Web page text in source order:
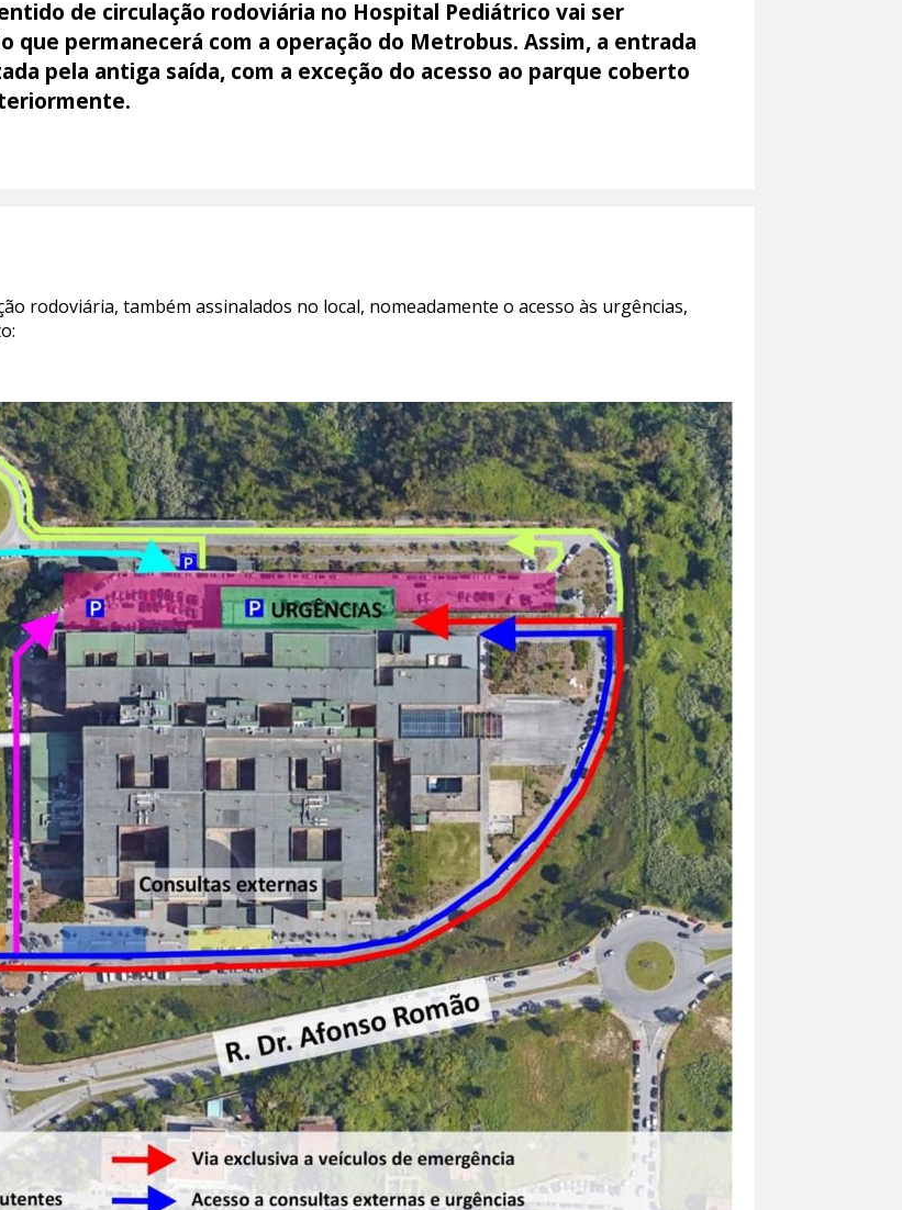
de circulação rodoviária no Hospital Pediátrico vai ser
que permanecerá com a operação do Metrobus. Assim, a entrada
pela antiga saída, com a exceção do acesso ao parque coberto
rodoviária, também assinalados no local, nomeadamente o acesso às urgências,